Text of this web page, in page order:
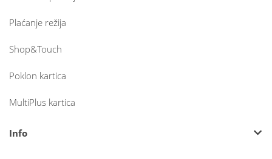
Plaćanje režija
Shop&Touch
Poklon kartica
MultiPlus kartica
Info